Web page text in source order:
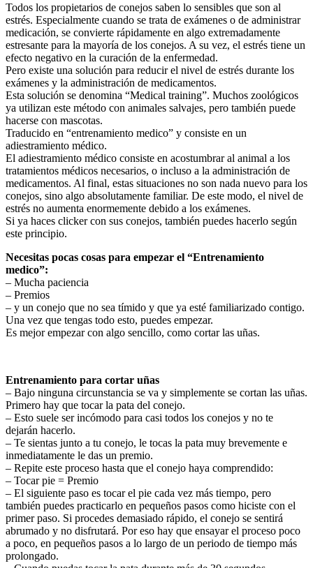
Todos los propietarios de conejos saben lo sensibles que son al
estrés. Especialmente cuando se trata de exámenes o de administrar
medicación, se convierte rápidamente en algo extremadamente
estresante para la mayoría de los conejos. A su vez, el estrés tiene un
efecto negativo en la curación de la enfermedad.
Pero existe una solución para reducir el nivel de estrés durante los
exámenes y la administración de medicamentos.
Esta solución se denomina “Medical training”. Muchos zoológicos
ya utilizan este método con animales salvajes, pero también puede
hacerse con mascotas.
Traducido en “entrenamiento medico” y consiste en un
adiestramiento médico.
El adiestramiento médico consiste en acostumbrar al animal a los
tratamientos médicos necesarios, o incluso a la administración de
medicamentos. Al final, estas situaciones no son nada nuevo para los
conejos, sino algo absolutamente familiar. De este modo, el nivel de
estrés no aumenta enormemente debido a los exámenes.
Si ya haces clicker con sus conejos, también puedes hacerlo según
este principio.
Necesitas pocas cosas para empezar el “Entrenamiento
medico”:
– Mucha paciencia
– Premios
– y un conejo que no sea tímido y que ya esté familiarizado contigo.
Una vez que tengas todo esto, puedes empezar.
Es mejor empezar con algo sencillo, como cortar las uñas.
Entrenamiento para cortar uñas
– Bajo ninguna circunstancia se va y simplemente se cortan las uñas.
Primero hay que tocar la pata del conejo.
– Esto suele ser incómodo para casi todos los conejos y no te
dejarán hacerlo.
– Te sientas junto a tu conejo, le tocas la pata muy brevemente e
inmediatamente le das un premio.
– Repite este proceso hasta que el conejo haya comprendido:
– Tocar pie = Premio
– El siguiente paso es tocar el pie cada vez más tiempo, pero
también puedes practicarlo en pequeños pasos como hiciste con el
primer paso. Si procedes demasiado rápido, el conejo se sentirá
abrumado y no disfrutará. Por eso hay que ensayar el proceso poco
a poco, en pequeños pasos a lo largo de un periodo de tiempo más
prolongado.